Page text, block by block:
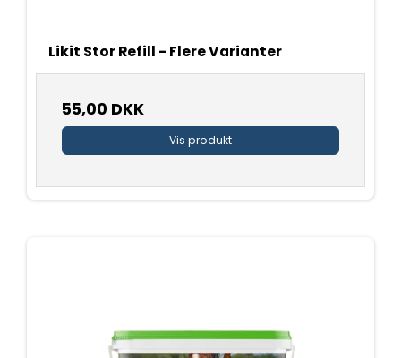
Likit Stor Refill - Flere Varianter
55,00 DKK
Vis produkt